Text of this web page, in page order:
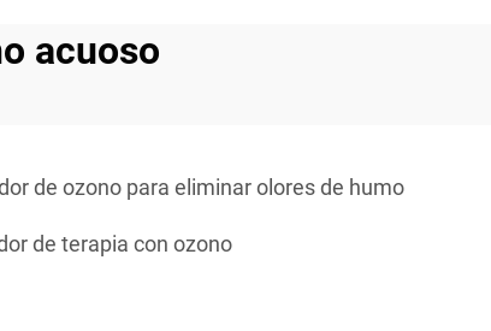
acuoso
de ozono para eliminar olores de humo
de terapia con ozono